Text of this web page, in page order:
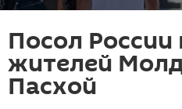
Посол России
жителей
Пасхой